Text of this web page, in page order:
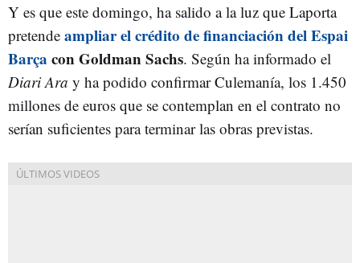
Y es que este domingo, ha salido a la luz que Laporta
pretende ampliar el crédito de financiación del Espai
Barça con Goldman Sachs. Según ha informado el
Diari Ara y ha podido confirmar Culemanía, los 1.450
millones de euros que se contemplan en el contrato no
serían suficientes para terminar las obras previstas.